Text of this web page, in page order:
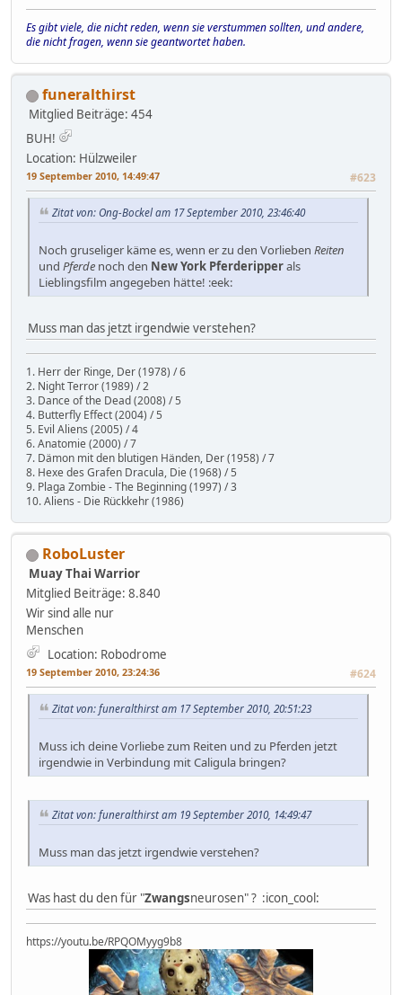
Es gibt viele, die nicht reden, wenn sie verstummen sollten, und andere,
die nicht fragen, wenn sie geantwortet haben.
funeralthirst
Mitglied Beiträge: 454
BUH!
Location: Hülzweiler
19 September 2010, 14:49:47 #623
Zitat von: Ong-Bockel am 17 September 2010, 23:46:40
Noch gruseliger käme es, wenn er zu den Vorlieben Reiten
und Pferde noch den New York Pferderipperals
Lieblingsfilm angegeben hätte! :eek:
Muss man das jetzt irgendwie verstehen?
1. Herr der Ringe, Der (1978) / 6
2. Night Terror (1989) / 2
3. Dance of the Dead (2008) / 5
4. Butterfly Effect (2004) / 5
5. Evil Aliens (2005) / 4
6. Anatomie (2000) / 7
7. Dämon mit den blutigen Händen, Der (1958) / 7
8. Hexe des Grafen Dracula, Die (1968) / 5
9. Plaga Zombie - The Beginning (1997) / 3
10. Aliens - Die Rückkehr (1986)
RoboLuster
Muay Thai Warrior
Mitglied Beiträge: 8.840
Wir sind alle nur
Menschen
Location: Robodrome
19 September 2010, 23:24:36 #624
Zitat von: funeralthirst am 17 September 2010, 20:51:23
Muss ich deine Vorliebe zum Reiten und zu Pferden jetzt
irgendwie in Verbindung mit Caligula bringen?
Zitat von: funeralthirst am 19 September 2010, 14:49:47
Muss man das jetzt irgendwie verstehen?
Was hast du den für "Zwangsneurosen" ? :icon_cool:
https://youtu.be/RPQOMyyg9b8